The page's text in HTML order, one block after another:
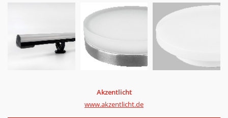
Akzentlicht
www.akzentlicht.de